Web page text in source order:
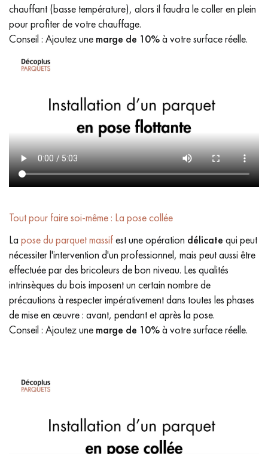
chauffant (basse température), alors il faudra le coller en plein
pour profiter de votre chauffage.
Conseil : Ajoutez une marge de 10%à votre surface réelle.
Tout pour faire soi-même : La pose collée
La pose du parquet massifest une opération délicate qui peut
nécessiter l'intervention d'un professionnel, mais peut aussi être
effectuée par des bricoleurs de bon niveau. Les qualités
intrinsèques du bois imposent un certain nombre de
précautions à respecter impérativement dans toutes les phases
de mise en œuvre : avant, pendant et après la pose.
Conseil : Ajoutez une marge de 10%à votre surface réelle.